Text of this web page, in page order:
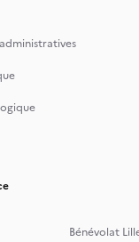
Bénévolat